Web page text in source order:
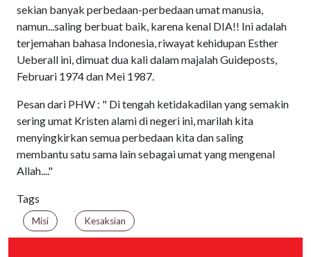
sekian banyak perbedaan-perbedaan umat manusia,
namun...saling berbuat baik, karena kenal DIA!! Ini adalah
terjemahan bahasa Indonesia, riwayat kehidupan Esther
Ueberall ini, dimuat dua kali dalam majalah Guideposts,
Februari 1974 dan Mei 1987.
Pesan dari PHW : " Di tengah ketidakadilan yang semakin
sering umat Kristen alami di negeri ini, marilah kita
menyingkirkan semua perbedaan kita dan saling
membantu satu sama lain sebagai umat yang mengenal
Allah...."
Tags
Misi Kesaksian